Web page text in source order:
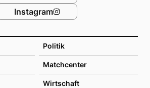
Politik
Matchcenter
Wirtschaft
Instagram